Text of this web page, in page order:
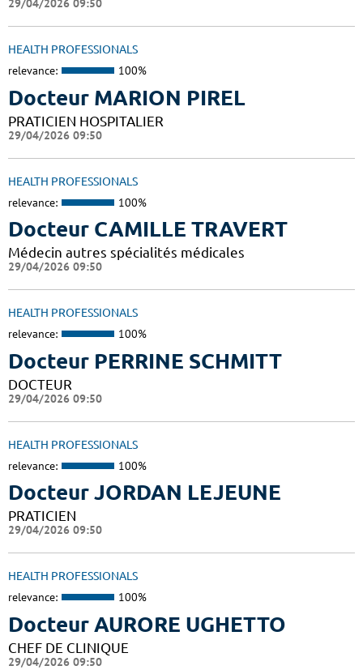
29/04/2026 09:50
HEALTH PROFESSIONALS
relevance: 100%
Docteur MARION PIREL
PRATICIEN HOSPITALIER
29/04/2026 09:50
HEALTH PROFESSIONALS
relevance: 100%
Docteur CAMILLE TRAVERT
Médecin autres spécialités médicales
29/04/2026 09:50
HEALTH PROFESSIONALS
relevance: 100%
Docteur PERRINE SCHMITT
DOCTEUR
29/04/2026 09:50
HEALTH PROFESSIONALS
relevance: 100%
Docteur JORDAN LEJEUNE
PRATICIEN
29/04/2026 09:50
HEALTH PROFESSIONALS
relevance: 100%
Docteur AURORE UGHETTO
CHEF DE CLINIQUE
29/04/2026 09:50